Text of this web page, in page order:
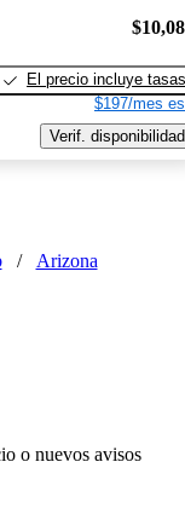
El precio incluye tasas
$197/mes
Verif. disponibilidad
/
Arizona
o nuevos avisos